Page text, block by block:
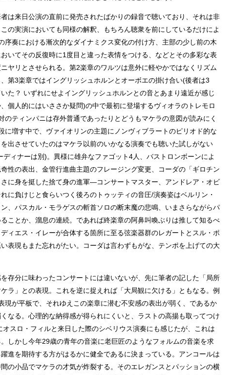
は来日公演の直前に発売されたばかりの録音で聴いており、それは非
の実演においても同様の解釈、もちろん聴衆を前にしているだけによ
序奏における漸次的なダイナミクス変化の付け方、主部の少し前の木
いてその反復時に1度目と違った表情をつける、などとその多彩な表
ヤリとさせられる。第2楽章のワルツは意外に軽やかではなくリズム
第3楽章ではイングリッシュホルンとオーボエの掛け合い(後者は3
た？ いずれにせよイングリッシュホルンとの音とあまり遠近が感じ
個人的にはいささか疑問)の中で最初に登場するヴィオラのトレモロ
のティンパニは存外普通であったりとどうもマケラの意図が読みにく
に増す中で、ヴァイオリンの主題にノンヴィブラートのピリオド的な
出させていたのはマケラ以前のいかなる演奏でも聴いた試しがない
ィナーは別)。異様に雄弁なファゴット4人、バストロンボーンによ
性の表出、金管行進曲主題のフレージング変更、コーダの「ギロチン
に身を挺した捨て身の進軍―コンサートマスター、アンドレア・オビ
に負けじと食らいつく後ろのトゥッティの音圧/演奏姿はベルリン・
、パスカル・モラゲスの斬首ソロの断末魔の悲鳴、いまさらながらパ
ことか、溜息の連続。であれば終楽章の阿鼻叫喚ぶりは推して知るべ
ィエス・イレーが合体する箇所に至る弦楽器群のレガートとスル・ポ
表現もまた忘れがたい。コーダは言わずもがな、テンポを上げての大
存分に味わったコンサートには違いないが、先に筆者の記した「局所
ラ」との表現。これを逆に捉えれば「大局観に欠ける」ともなる。例
現が平板で、それゆえこの楽章に潜む不安感の表出が弱く、であるか
なる。心理的な納得感が得られにくいと、ラストの高揚も取ってつけ
スロ・フィルと来日した際のシベリウス演奏にも感じたが、これは
しかし今年29歳の青年の音楽に老巨匠のようなフォルムの音楽を求
進を期待する方がはるかに健全であるに決まっている。アンコールは
の小品でマケラの才気が炸裂する。そのエレガンスとパッションの横